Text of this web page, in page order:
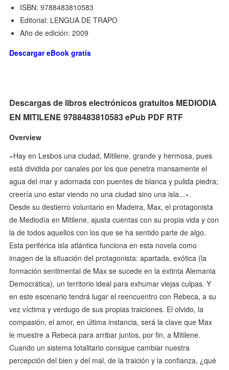
ISBN: 9788483810583
Editorial: LENGUA DE TRAPO
Año de edición: 2009
Descargar eBook gratis
Descargas de libros electrónicos gratuitos MEDIODIA
EN MITILENE 9788483810583 ePub PDF RTF
Overview
«Hay en Lesbos una ciudad, Mitilene, grande y hermosa, pues
está dividida por canales por los que penetra mansamente el
agua del mar y adornada con puentes de blanca y pulida piedra;
creería uno estar viendo no una ciudad sino una isla...».
Desde su destierro voluntario en Madeira, Max, el protagonista
de Mediodía en Mitilene, ajusta cuentas con su propia vida y con
la de todos aquellos con los que se ha sentido parte de algo.
Esta periférica isla atlántica funciona en esta novela como
imagen de la situación del protagonista: apartada, exótica (la
formación sentimental de Max se sucede en la extinta Alemania
Democrática), un territorio ideal para exhumar viejas culpas. Y
en este escenario tendrá lugar el reencuentro con Rebeca, a su
vez víctima y verdugo de sus propias traiciones. El olvido, la
compasión, el amor, en última instancia, será la clave que Max
le muestre a Rebeca para arribar juntos, por fin, a Mitilene.
Cuando un sistema totalitario consigue cambiar nuestra
percepción del bien y del mal, de la traición y la confianza, ¿qué